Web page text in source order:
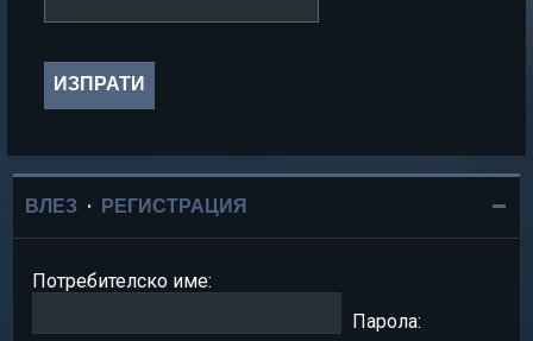
ВЛЕЗ • РЕГИСТРАЦИЯ
Потребителско име:
Парола: